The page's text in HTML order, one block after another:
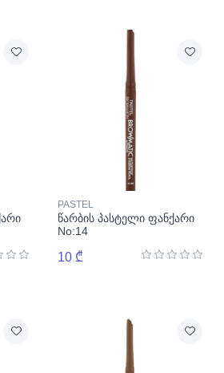
PASTEL
წარბის პასტელი ფანქარი
No:14
10 ₾